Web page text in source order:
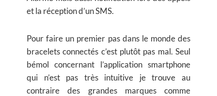
et la réception d’un SMS.
Pour faire un premier pas dans le monde des
bracelets connectés c’est plutôt pas mal. Seul
bémol concernant l’application smartphone
qui n’est pas très intuitive je trouve au
contraire des grandes marques comme